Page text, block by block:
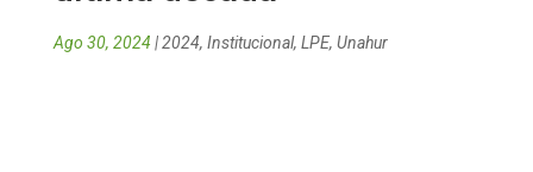
Ago 30, 2024|2024, Institucional, LPE, Unahur